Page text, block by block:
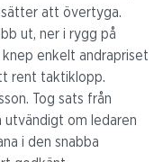
att övertyga.
ut, ner i rygg på
enkelt andrapriset
rent taktiklopp.
Tog sats från
utvändigt om ledaren
i den snabba